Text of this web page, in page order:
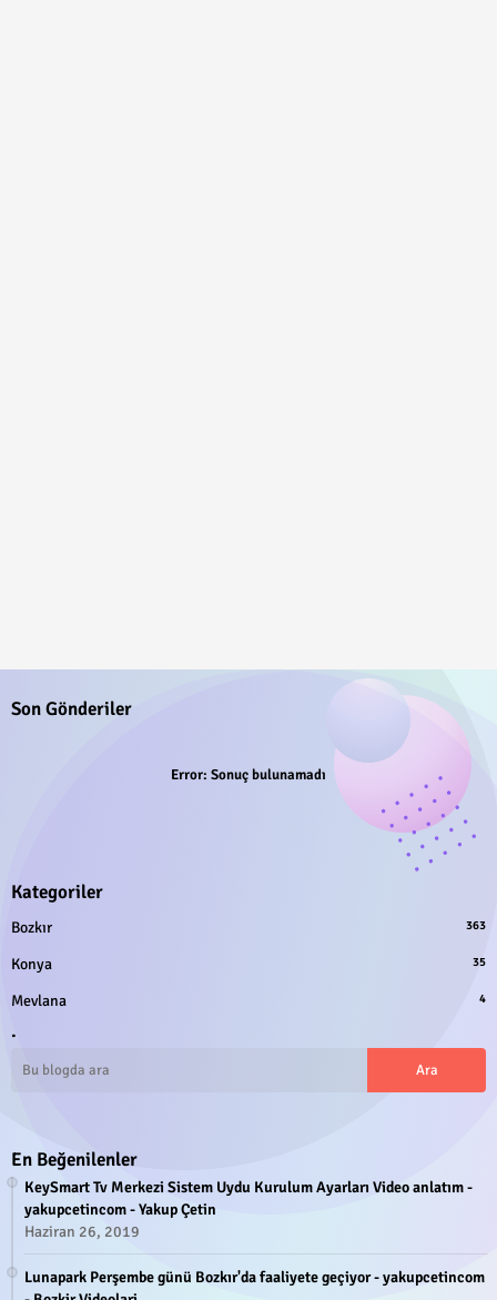
Son Gönderiler
Error: Sonuç bulunamadı
Kategoriler
Bozkır 363
Konya 35
Mevlana 4
.
En Beğenilenler
KeySmart Tv Merkezi Sistem Uydu Kurulum Ayarları Video anlatım -
yakupcetincom - Yakup Çetin
Haziran 26, 2019
Lunapark Perşembe günü Bozkır'da faaliyete geçiyor - yakupcetincom